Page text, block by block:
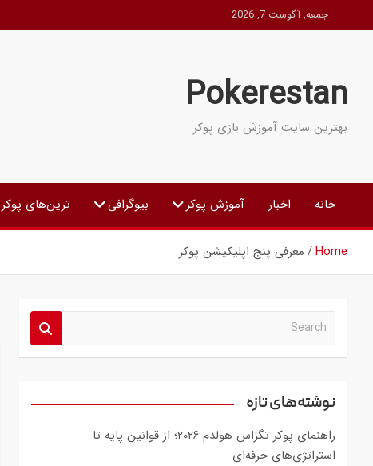
to
جمعه, آگوست 7, 2026
Pokerestan
بهترین سایت آموزش بازی پوکر
خانه اخبار آموزش پوکر بیوگرافی ترین‌های پوکر
Home معرفی پنج اپلیکیشن پوکر
a
c
نوشته‌های تازه
راهنمای پوکر تگزاس هولدم ۲۰۲۶؛ از قوانین پایه تا
استراتژی‌های حرفه‌ای